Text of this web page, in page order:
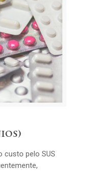
custo pelo SUS